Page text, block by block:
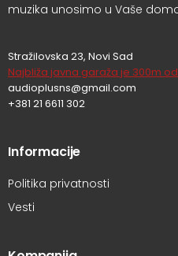
muzika unosimo u Vaše
Stražilovska 23, Novi Sad
Najbliža javna garaža je 300m
audioplusns@gmail.com
+381 21 6611 302
Informacije
Politika privatnosti
Vesti